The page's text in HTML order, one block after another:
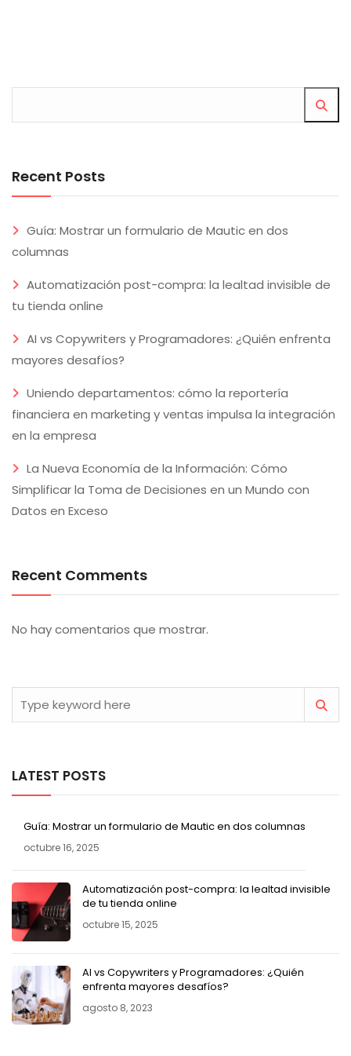
Recent Posts
Guía: Mostrar un formulario de Mautic en dos
columnas
Automatización post-compra: la lealtad invisible de
tu tienda online
AI vs Copywriters y Programadores: ¿Quién enfrenta
mayores desafíos?
Uniendo departamentos: cómo la reportería
financiera en marketing y ventas impulsa la integración
en la empresa
La Nueva Economía de la Información: Cómo
Simplificar la Toma de Decisiones en un Mundo con
Datos en Exceso
Recent Comments
No hay comentarios que mostrar.
LATEST POSTS
Guía: Mostrar un formulario de Mautic en dos columnas
octubre 16, 2025
Automatización post-compra: la lealtad invisible
de tu tienda online
octubre 15, 2025
AI vs Copywriters y Programadores: ¿Quién
enfrenta mayores desafíos?
agosto 8, 2023